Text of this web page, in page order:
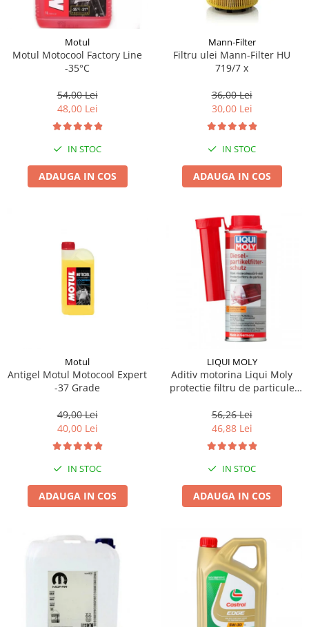
Motul
Motul Motocool Factory Line
-35°C
54,00 Lei
48,00 Lei
IN STOC
ADAUGA IN COS
Mann-Filter
Filtru ulei Mann-Filter HU
719/7 x
36,00 Lei
30,00 Lei
IN STOC
ADAUGA IN COS
Motul
Antigel Motul Motocool Expert
-37 Grade
49,00 Lei
40,00 Lei
IN STOC
ADAUGA IN COS
LIQUI MOLY
Aditiv motorina Liqui Moly
protectie filtru de particule
56,26 Lei
46,88 Lei
IN STOC
ADAUGA IN COS